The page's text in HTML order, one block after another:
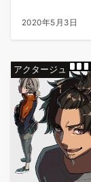
2020年5月3日
アクタージュ